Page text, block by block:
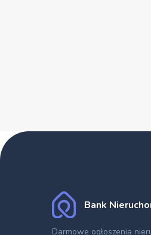
Bank
Darmowe ogłoszenia